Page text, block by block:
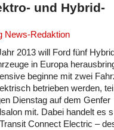
und Hybrid-
News-Redaktion
2013 will Ford fünf
in Europa
beginne mit zwei
betrieben werden,
Dienstag auf dem Genfer
mit. Dabei handelt es
Connect Electric –